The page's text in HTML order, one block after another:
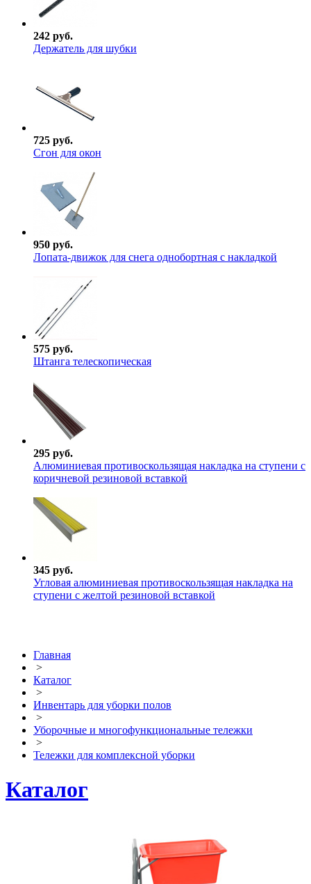
242 руб.
Держатель для шубки
725 руб.
Сгон для окон
950 руб.
Лопата-движок для снега однобортная с накладкой
575 руб.
Штанга телескопическая
295 руб.
Алюминиевая противоскользящая накладка на ступени с
коричневой резиновой вставкой
345 руб.
Угловая алюминиевая противоскользящая накладка на
ступени с желтой резиновой вставкой
Главная
>
Каталог
>
Инвентарь для уборки полов
>
Уборочные и многофункциональные тележки
>
Тележки для комплексной уборки
Каталог